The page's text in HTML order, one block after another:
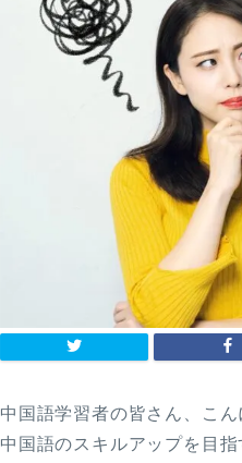
中国語学習者の皆さん、こん
中国語のスキルアップを目指